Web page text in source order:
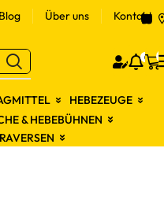
Blog Über uns Kontakt
0
HEBEZEUGE
& HEBEBÜHNEN